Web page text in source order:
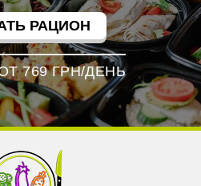
РАЦИОН
769 ГРН/ДЕНЬ